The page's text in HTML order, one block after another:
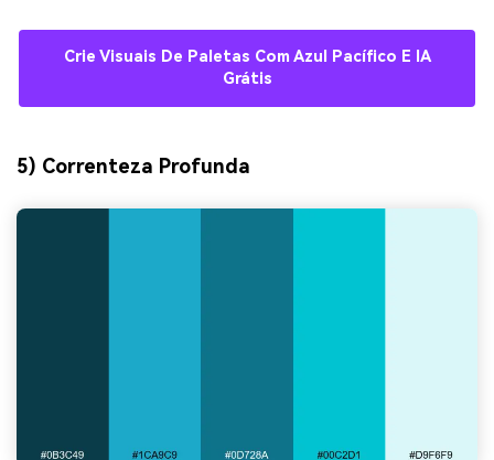
Crie Visuais De Paletas Com Azul Pacífico E IA
Grátis
5) Correnteza Profunda